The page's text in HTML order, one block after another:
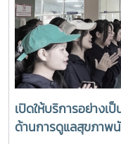
ความเข้าใจและความ
ดร.เทพ พงษ์พานิช ได้
เป็นแม่โจ้ มีความภาค
มั่นและดำเนินตามรอ
ตนเป็นคนดี มีความรั
พยาบาลศาสตร์ มหาวิท
อดทน สู้งาน” เพื่อเติ
กำลังสำคัญของสังคม
เปิดให้บริการอย่างเ
ด้านการดูแลสุขภา